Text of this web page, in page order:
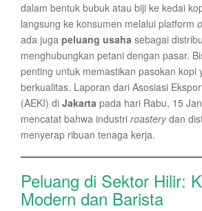
dalam bentuk bubuk atau biji ke kedai
langsung ke konsumen melalui platform
ada juga peluang usaha sebagai
menghubungkan petani dengan pasar.
penting untuk memastikan pasokan kopi
berkualitas. Laporan dari Asosiasi
(AEKI) di Jakarta pada hari Rabu, 15
mencatat bahwa industri roasterydan
menyerap ribuan tenaga kerja.
Peluang di Sektor Hilir:
Modern dan Barista